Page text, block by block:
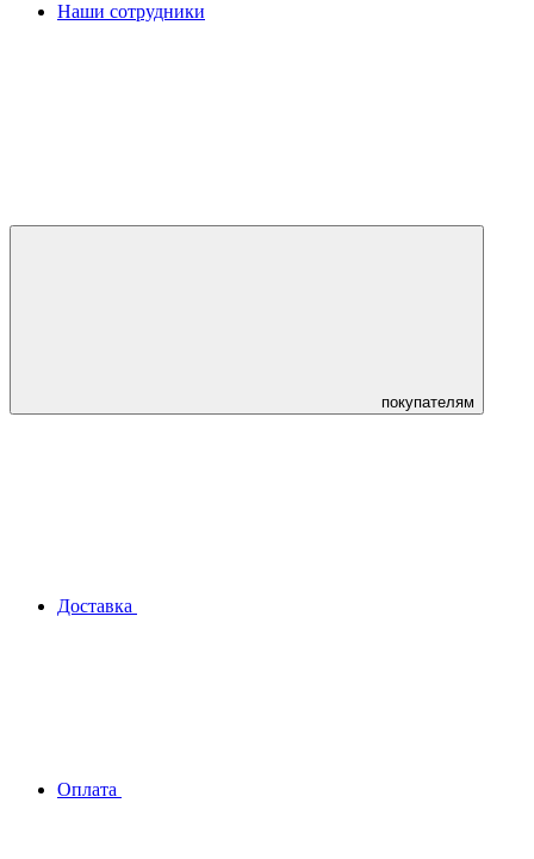
Наши сотрудники
покупателям
Доставка
Оплата